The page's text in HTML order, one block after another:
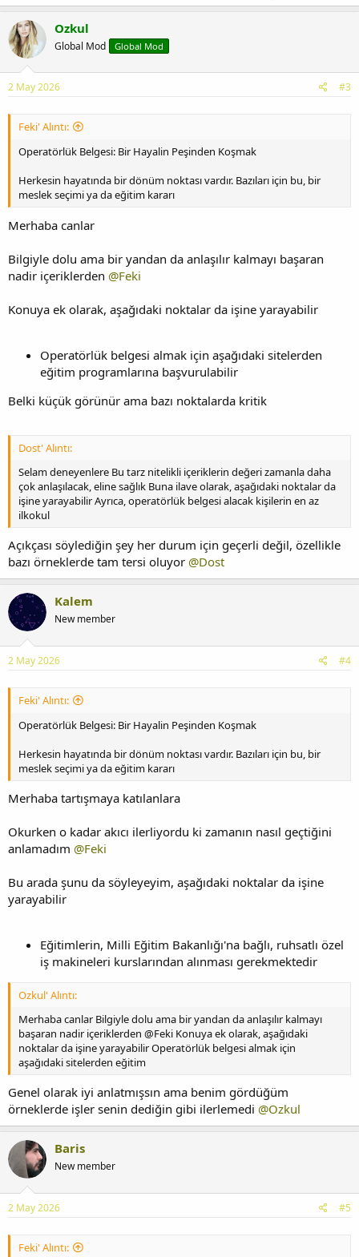
Ozkul
Global Mod Global Mod
2 May 2026 #3
Feki' Alıntı:
Operatörlük Belgesi: Bir Hayalin Peşinden Koşmak
Herkesin hayatında bir dönüm noktası vardır. Bazıları için bu, bir
meslek seçimi ya da eğitim kararı
Merhaba canlar
Bilgiyle dolu ama bir yandan da anlaşılır kalmayı başaran
nadir içeriklerden @Feki
Konuya ek olarak, aşağıdaki noktalar da işine yarayabilir
Operatörlük belgesi almak için aşağıdaki sitelerden
eğitim programlarına başvurulabilir
Belki küçük görünür ama bazı noktalarda kritik
Dost' Alıntı:
Selam deneyenlere Bu tarz nitelikli içeriklerin değeri zamanla daha
çok anlaşılacak, eline sağlık Buna ilave olarak, aşağıdaki noktalar da
işine yarayabilir Ayrıca, operatörlük belgesi alacak kişilerin en az
ilkokul
Açıkçası söylediğin şey her durum için geçerli değil, özellikle
bazı örneklerde tam tersi oluyor @Dost
Kalem
New member
2 May 2026 #4
Feki' Alıntı:
Operatörlük Belgesi: Bir Hayalin Peşinden Koşmak
Herkesin hayatında bir dönüm noktası vardır. Bazıları için bu, bir
meslek seçimi ya da eğitim kararı
Merhaba tartışmaya katılanlara
Okurken o kadar akıcı ilerliyordu ki zamanın nasıl geçtiğini
anlamadım @Feki
Bu arada şunu da söyleyeyim, aşağıdaki noktalar da işine
yarayabilir
Eğitimlerin, Milli Eğitim Bakanlığı'na bağlı, ruhsatlı özel
iş makineleri kurslarından alınması gerekmektedir
Ozkul' Alıntı:
Merhaba canlar Bilgiyle dolu ama bir yandan da anlaşılır kalmayı
başaran nadir içeriklerden @Feki Konuya ek olarak, aşağıdaki
noktalar da işine yarayabilir Operatörlük belgesi almak için
aşağıdaki sitelerden eğitim
Genel olarak iyi anlatmışsın ama benim gördüğüm
örneklerde işler senin dediğin gibi ilerlemedi @Ozkul
Baris
New member
2 May 2026 #5
Feki' Alıntı: